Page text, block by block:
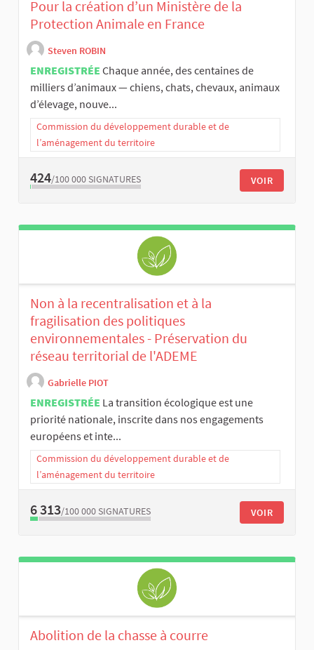
Pour la création d’un Ministère de la
Protection Animale en France
Steven ROBIN
ENREGISTRÉE Chaque année, des centaines de
milliers d’animaux — chiens, chats, chevaux, animaux
d’élevage, nouve...
Commission du développement durable et de
l’aménagement du territoire
424/100 000 SIGNATURES VOIR
Non à la recentralisation et à la
fragilisation des politiques
environnementales - Préservation du
réseau territorial de l'ADEME
Gabrielle PIOT
ENREGISTRÉE La transition écologique est une
priorité nationale, inscrite dans nos engagements
européens et inte...
Commission du développement durable et de
l’aménagement du territoire
6 313/100 000 SIGNATURES VOIR
Abolition de la chasse à courre